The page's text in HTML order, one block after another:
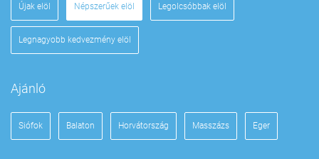
Újak elöl Népszerűek elöl Legolcsóbbak elöl
Legnagyobb kedvezmény elöl
Ajánló
Siófok Balaton Horvátország Masszázs Eger